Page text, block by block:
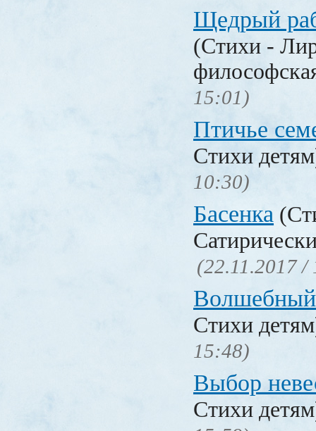
Щедрый
(Стихи -
15:01)
Птичье
Стихи
10:30)
Басенка
(22.11.2017 /
Стихи
15:48)
Выбор
Стихи